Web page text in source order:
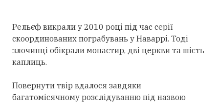
Рельєф викрали у 2010 році під час серії
скоординованих пограбувань у Наваррі. Тоді
злочинці обікрали монастир, дві церкви та шість
каплиць.
Повернути твір вдалося завдяки
багатомісячному розслідуванню під назвою